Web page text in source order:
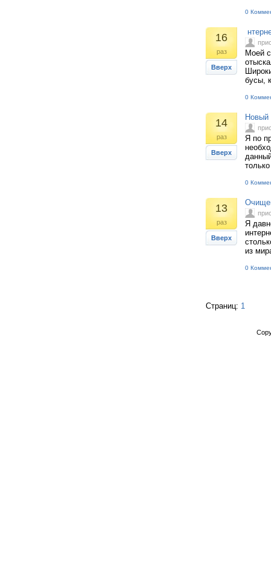
0
16
раз
Вверх
Моей
бусы,
0
14
раз
Вверх
Новый
Я по
0
13
раз
Вверх
Я
из
0
Страниц: 1